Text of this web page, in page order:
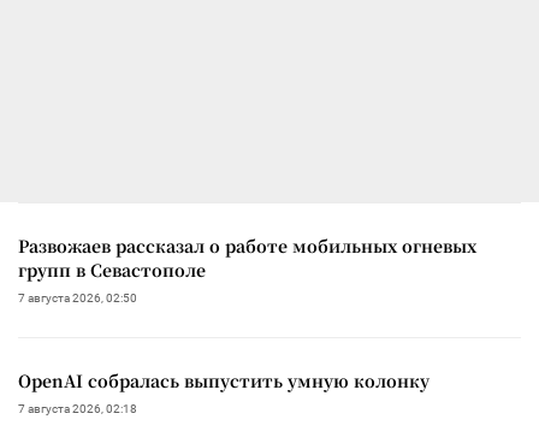
Развожаев рассказал о работе мобильных огневых
групп в Севастополе
7 августа 2026, 02:50
OpenAI собралась выпустить умную колонку
7 августа 2026, 02:18